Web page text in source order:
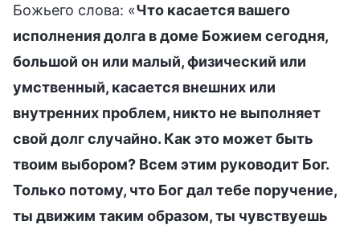
Божьего слова: «Что касается вашего
исполнения долга в доме Божием сегодня,
большой он или малый, физический или
умственный, касается внешних или
внутренних проблем, никто не выполняет
свой долг случайно. Как это может быть
твоим выбором? Всем этим руководит Бог.
Только потому, что Бог дал тебе поручение,
ты движим таким образом, ты чувствуешь